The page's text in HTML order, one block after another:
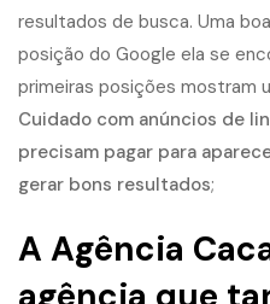
resultados de busca. Uma
posição do Google ela se
primeiras posições mostram
Cuidado com anúncios de
precisam pagar para
gerar bons resultados;
A Agência